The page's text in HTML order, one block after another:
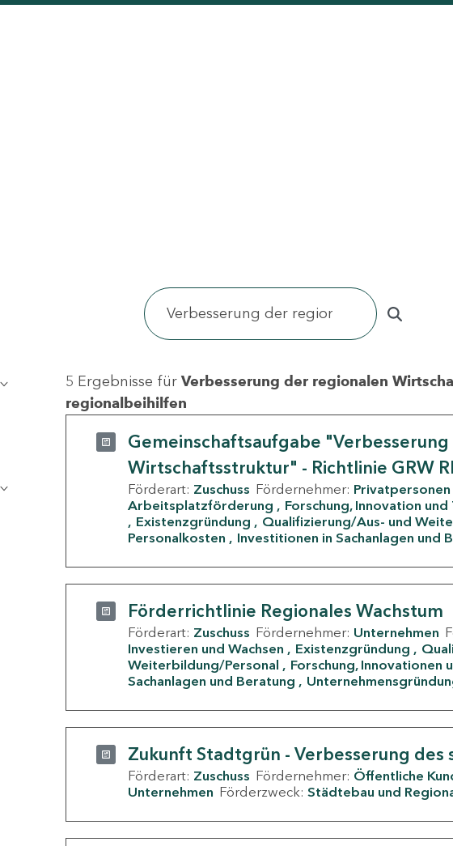
5 Ergebnisse für Verbesserung der regionalen
regionalbeihilfen
Gemeinschaftsaufgabe
Wirtschaftsstruktur" - Richtlinie GRW
Förderart: Zuschuss Fördernehmer: Privatpersonen
Arbeitsplatzförderung
Forschung, Innovation
Existenzgründung
Qualifizierung/Aus- und
Personalkosten
Investitionen in Sachanlagen und
Förderrichtlinie Regionales Wachstum
Förderart: Zuschuss Fördernehmer: Unternehmen
Investieren und Wachsen
Existenzgründung
Weiterbildung/Personal
Forschung, Innovationen
Sachanlagen und Beratung
Zukunft Stadtgrün - Verbesserung des
Förderart: Zuschuss Fördernehmer: Öffentliche
Unternehmen Förderzweck: Städtebau und